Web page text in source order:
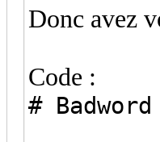
Donc avez
Code :
#